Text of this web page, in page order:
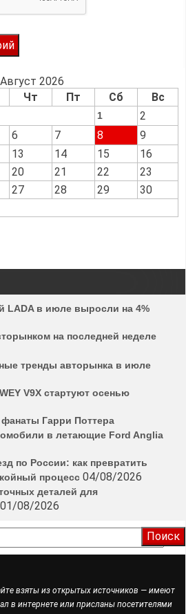
Август 2026
Чт Пт Сб Вс
1
2
6 7 8
9
13 14 15
16
20 21 22
23
27 28 29
30
LADA в июле выросли на 4%
на последней неделе
тренды авторынка в июле
V9X стартуют осенью
фанаты Гарри Поттера
в летающие Ford Anglia
по России: как превратить
процесс 04/08/2026
деталей для
01/08/2026
взяты из открытых источников — имеют
в интернете или присланы посетителями